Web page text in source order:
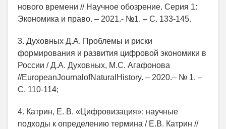
нового времени // Научное обозрение. Серия 1:
Экономика и право. – 2021.- №1. – С. 133-145.
3. Духовных Д.А. Проблемы и риски
формирования и развития цифровой экономики в
России / Д.А. Духовных, М.С. Агафонова
//EuropeanJournalofNaturalHistory. – 2020.– № 1. –
С. 110-114;
4. Катрин, Е. В. «Цифровизация»: научные
подходы к определению термина / Е.В. Катрин //